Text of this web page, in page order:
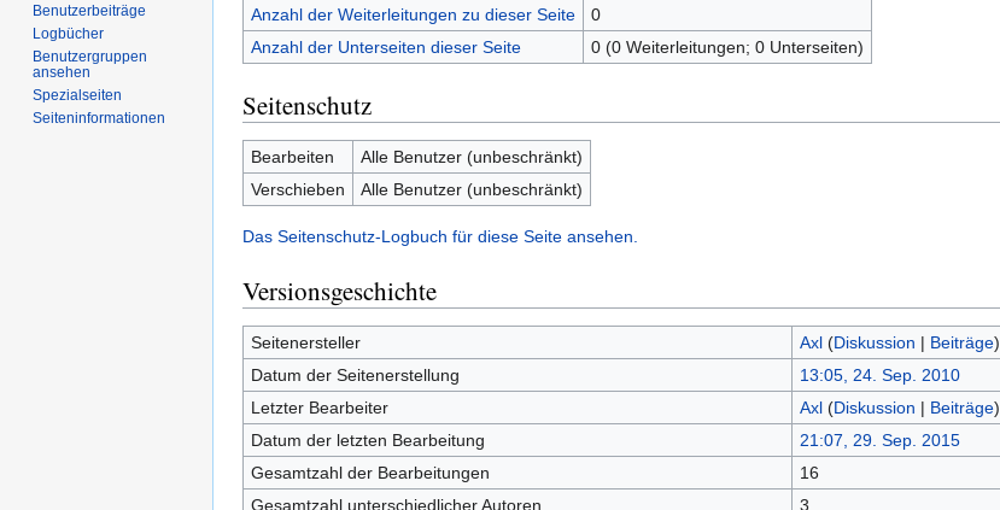
Anzahl der Weiterleitungen zu dieser Seite
0
Anzahl der Unterseiten dieser Seite
0 (0 Weiterleitungen; 0 Unterseiten)
Seitenschutz
Bearbeiten
Alle Benutzer (unbeschränkt)
Verschieben
Alle Benutzer (unbeschränkt)
Das Seitenschutz-Logbuch für diese Seite ansehen.
Versionsgeschichte
Seitenersteller Axl (Diskussion | Beiträge)
Datum der Seitenerstellung
13:05, 24. Sep. 2010
Letzter Bearbeiter
Axl (Diskussion | Beiträge)
Datum der letzten Bearbeitung
21:07, 29. Sep. 2015
Gesamtzahl der Bearbeitungen
16
Gesamtzahl unterschiedlicher Autoren
3
Benutzerbeiträge
Logbücher
Benutzergruppen
ansehen
Spezialseiten
Seiten­informationen